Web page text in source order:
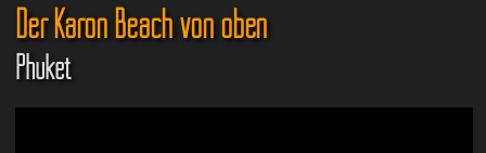
Der Karon Beach von oben
Phuket